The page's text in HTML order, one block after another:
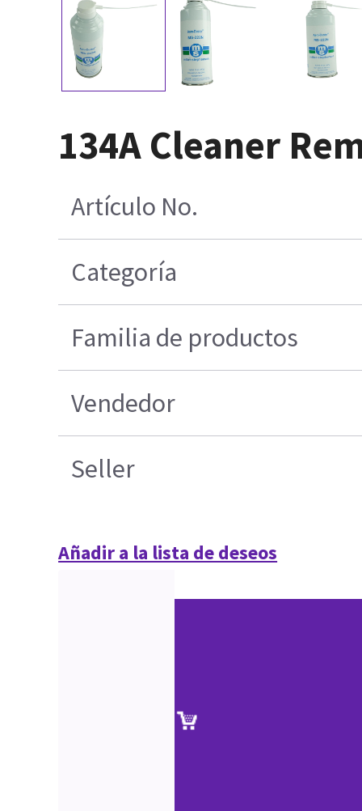
134A Cleaner
Artículo No.
Categoría
Familia de productos
Vendedor
Seller
Añadir a la lista de deseos